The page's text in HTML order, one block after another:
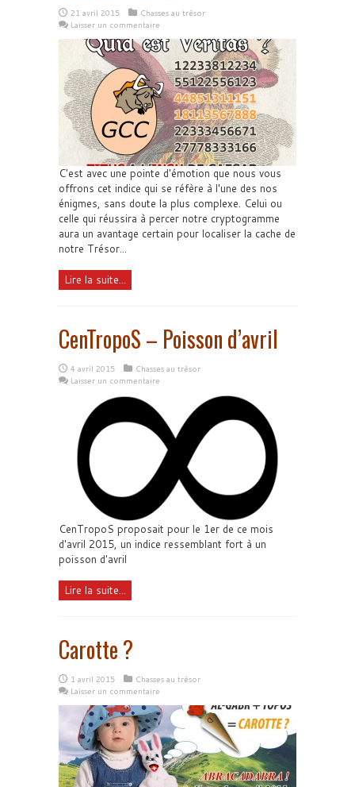
21 avril 2015
Chasses au trésor
Laisser un commentaire
C'est avec une pointe d'émotion que nous vous
offrons cet indice qui se réfère à l'une des nos
énigmes, sans doute la plus complexe. Celui ou
celle qui réussira à percer notre cryptogramme
aura un avantage certain pour localiser la cache de
notre Trésor...
Lire la suite...
CenTropoS – Poisson d’avril
4 avril 2015
Chasses au trésor
Laisser un commentaire
CenTropoS proposait pour le 1er de ce mois
d'avril 2015, un indice ressemblant fort à un
poisson d'avril
Lire la suite...
Carotte ?
1 avril 2015
Chasses au trésor
Laisser un commentaire